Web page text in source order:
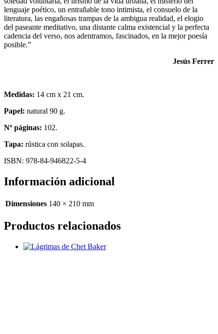
lenguaje poético, un entrañable tono intimista, el consuelo de la
literatura, las engañosas trampas de la ambigua realidad, el elogio
del paseante meditativo, una distante calma existencial y la perfecta
cadencia del verso, nos adentramos, fascinados, en la mejor poesía
posible.”
Jesús Ferrer
Medidas: 14 cm x 21 cm.
Papel: natural 90 g.
Nº páginas: 102.
Tapa: rústica con solapas.
ISBN: 978-84-946822-5-4
Información adicional
Dimensiones 140 × 210 mm
Productos relacionados